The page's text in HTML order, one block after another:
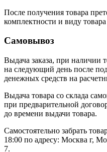
После получения товара
комплектности и виду
Самовывоз
Выдача заказа, при наличии
на следующий день после
денежных средств на
Выдача товара со склада
при предварительной
до времени выдачи товара.
Самостоятельно забрать
18:00 по адресу: Москва г,
7.